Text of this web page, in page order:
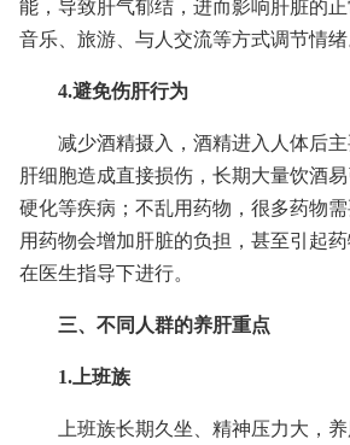
能，导致肝气郁结，进而影响肝脏的
音乐、旅游、与人交流等方式调节情绪
4.避免伤肝行为
减少酒精摄入，酒精进入人体后
肝细胞造成直接损伤，长期大量饮酒
硬化等疾病；不乱用药物，很多药物
用药物会增加肝脏的负担，甚至引起
在医生指导下进行。
三、不同人群的养肝重点
1.上班族
上班族长期久坐、精神压力大，